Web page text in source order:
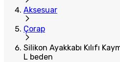
Aksesuar
Çorap
Silikon Ayakkabı Kılıfı
L beden